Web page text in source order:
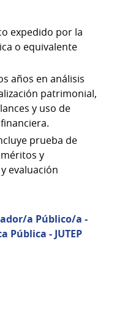
expedido por la
o equivalente
años en análisis
patrimonial,
y uso de
prueba de
y
evaluación
a Público/a -
Pública - JUTEP